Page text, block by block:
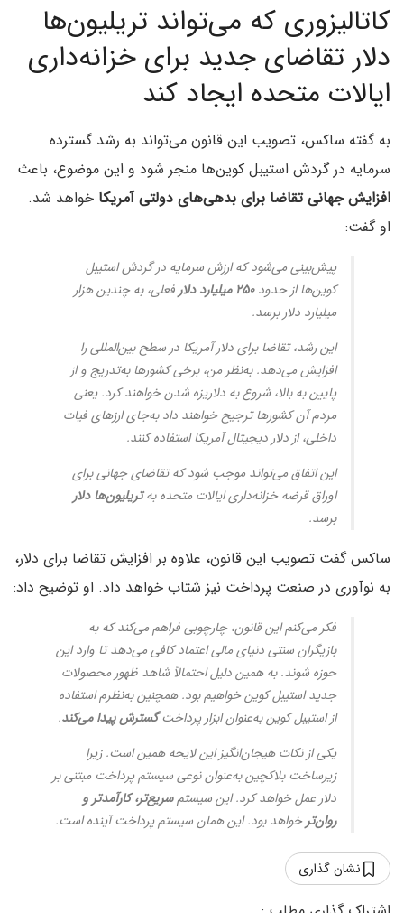
کاتالیزوری که می‌تواند تریلیون‌ها
دلار تقاضای جدید برای خزانه‌داری
ایالات متحده ایجاد کند
به گفته ساکس، تصویب این قانون می‌تواند به رشد گسترده
سرمایه در گردش استیبل کوین‌ها منجر شود و این موضوع، باعث
افزایش جهانی تقاضا برای بدهی‌های دولتی آمریکا خواهد شد.
او گفت:
پیش‌بینی می‌شود که ارزش سرمایه در گردش استیبل
کوین‌ها از حدود۲۵۰ میلیارد دلار
فعلی، به چندین هزار
میلیارد دلار برسد.
این رشد، تقاضا برای دلار آمریکا در سطح بین‌المللی را
افزایش می‌دهد. به‌نظر من، برخی کشورها به‌تدریج و از
پایین به بالا، شروع به دلاریزه شدن خواهند کرد. یعنی
مردم آن کشورها ترجیح خواهند داد به‌جای ارزهای فیات
داخلی، از دلار دیجیتال آمریکا استفاده کنند.
این اتفاق می‌تواند موجب شود که تقاضای جهانی برای
اوراق قرضه خزانه‌داری ایالات متحده بهتریلیون‌ها دلار
برسد.
ساکس گفت تصویب این قانون، علاوه بر افزایش تقاضا برای دلار،
به نوآوری در صنعت پرداخت نیز شتاب خواهد داد. او توضیح داد:
فکر می‌کنم این قانون، چارچوبی فراهم می‌کند که به
بازیگران سنتی دنیای مالی اعتماد کافی می‌دهد تا وارد این
حوزه شوند. به همین دلیل احتمالاً شاهد ظهور محصولات
جدید استیبل کوین خواهیم بود. همچنین به‌نظرم استفاده
از استیبل کوین به‌عنوان ابزار پرداختگسترش پیدا می‌کند.
یکی از نکات هیجان‌انگیز این لایحه همین است. زیرا
زیرساخت بلاکچین به‌عنوان نوعی سیستم پرداخت مبتنی بر
دلار عمل خواهد کرد. این سیستمسریع‌تر، کارآمدتر و
روان‌ترخواهد بود. این همان سیستم پرداخت آینده است.
نشان گذاری